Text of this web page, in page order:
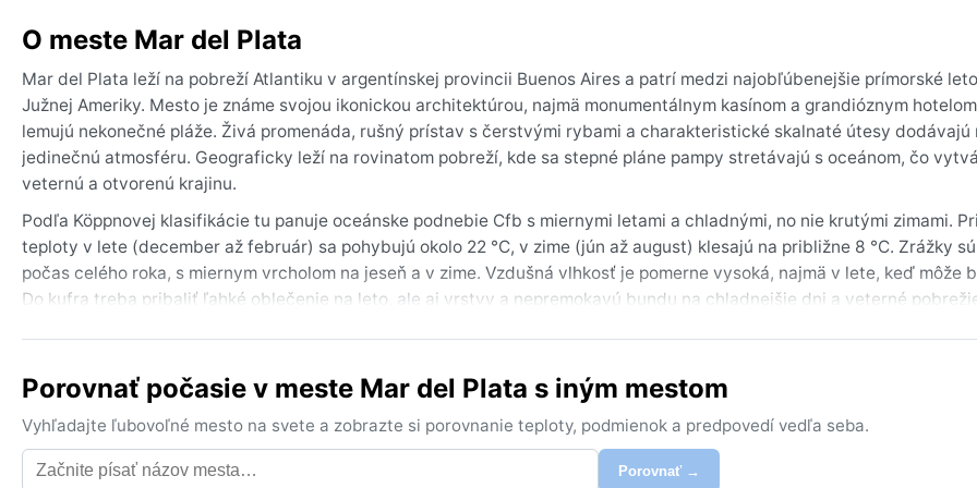
O meste Mar del Plata
Mar del Plata leží na pobreží Atlantiku v argentínskej provincii Buenos Aires a patrí medzi najobľúbenejšie prímorské
Južnej Ameriky. Mesto je známe svojou ikonickou architektúrou, najmä monumentálnym kasínom a grandióznym
lemujú nekonečné pláže. Živá promenáda, rušný prístav s čerstvými rybami a charakteristické skalnaté útesy dodávajú
jedinečnú atmosféru. Geograficky leží na rovinatom pobreží, kde sa stepné pláne pampy stretávajú s oceánom, čo
veternú a otvorenú krajinu.
Podľa Köppnovej klasifikácie tu panuje oceánske podnebie Cfb s miernymi letami a chladnými, no nie krutými zimami.
teploty v lete (december až február) sa pohybujú okolo 22 °C, v zime (jún až august) klesajú na približne 8 °C. Zrážky
počas celého roka, s miernym vrcholom na jeseň a v zime. Vzdušná vlhkosť je pomerne vysoká, najmä v lete, keď môže
Do kufra treba pribaliť ľahké oblečenie na leto, ale aj vrstvy a nepremokavú bundu na chladnejšie dni a veterné
Najlepší čas na návštevu z hľadiska počasia je argentínske leto, keď teploty láka na kúpanie a plážové aktivity, no
často fúka a môže spôsobiť pocit chladu aj v lete. Hmla sa vyskytuje najmä v zimných mesiacoch pri ranných hodinách,
výnimočný. Monzúny ani hurikány sa tu nevyskytujú, takže cestovanie je bez extrémnych rizík.
Porovnať počasie v meste Mar del Plata s iným mestom
Vyhľadajte ľubovoľné mesto na svete a zobrazte si porovnanie teploty, podmienok a predpovedí vedľa seba.
Porovnať →